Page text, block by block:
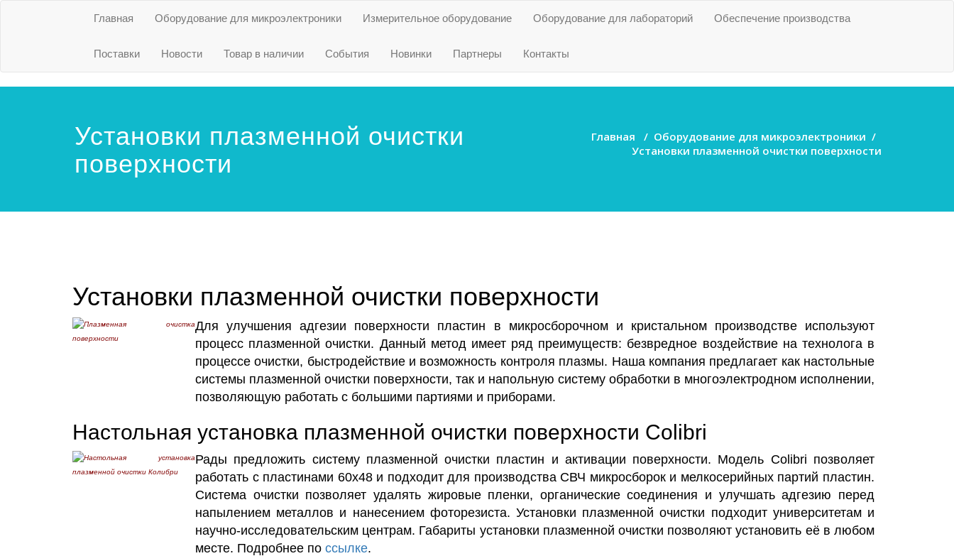
Главная Оборудование для микроэлектроники Измерительное оборудование Оборудование для лабораторий Обеспечение производства
Поставки Новости Товар в наличии События Новинки Партнеры Контакты
Установки плазменной очистки
поверхности
Главная / Оборудование для микроэлектроники /
Установки плазменной очистки поверхности
Установки плазменной очистки поверхности
Для улучшения адгезии поверхности пластин в микросборочном и кристальном производстве используют
процесс плазменной очистки. Данный метод имеет ряд преимуществ: безвредное воздействие на технолога в
процессе очистки, быстродействие и возможность контроля плазмы. Наша компания предлагает как настольные
системы плазменной очистки поверхности, так и напольную систему обработки в многоэлектродном исполнении,
позволяющую работать с большими партиями и приборами.
Настольная установка плазменной очистки поверхности Colibri
Рады предложить систему плазменной очистки пластин и активации поверхности. Модель Colibri позволяет
работать с пластинами 60х48 и подходит для производства СВЧ микросборок и мелкосерийных партий пластин.
Система очистки позволяет удалять жировые пленки, органические соединения и улучшать адгезию перед
напылением металлов и нанесением фоторезиста. Установки плазменной очистки подходит университетам и
научно-исследовательским центрам. Габариты установки плазменной очистки позволяют установить её в любом
месте. Подробнее по ссылке.